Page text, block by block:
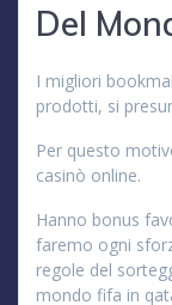
Del
I migliori
prodotti, si
Per questo
casinò online.
Hanno bonus
faremo ogni
regole del
mondo fifa in